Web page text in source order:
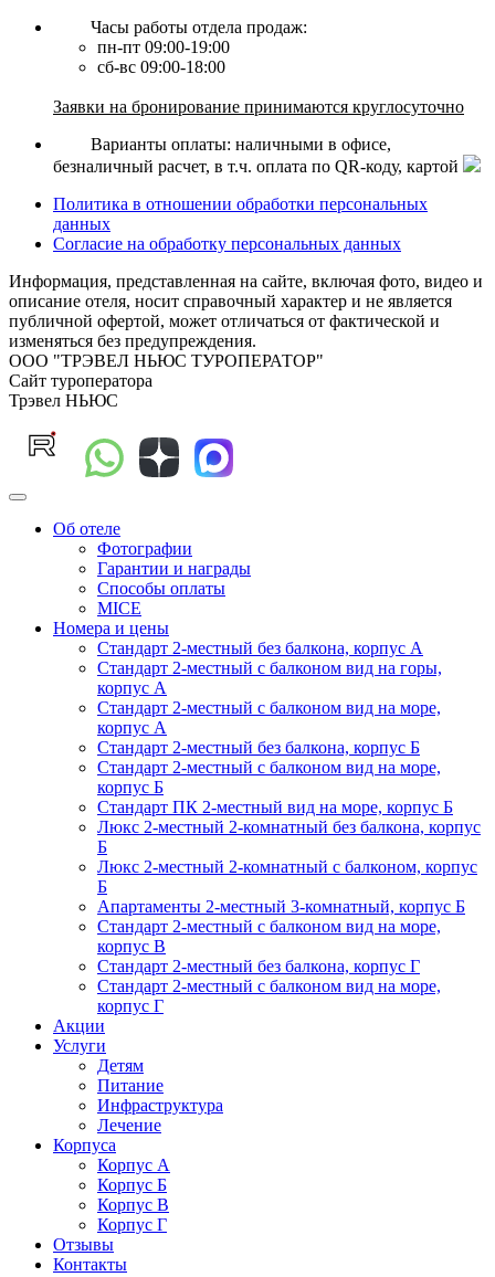
Часы работы отдела продаж:
пн-пт 09:00-19:00
сб-вс 09:00-18:00
Заявки на бронирование принимаются круглосуточно
Варианты оплаты: наличными в офисе,
безналичный расчет, в т.ч. оплата по QR-коду, картой
Политика в отношении обработки персональных
данных
Согласие на обработку персональных данных
Информация, представленная на сайте, включая фото, видео и
описание отеля, носит справочный характер и не является
публичной офертой, может отличаться от фактической и
изменяться без предупреждения.
ООО "ТРЭВЕЛ НЬЮС ТУРОПЕРАТОР"
Сайт туроператора
Трэвел НЬЮС
Об отеле
Фотографии
Гарантии и награды
Способы оплаты
MICE
Номера и цены
Стандарт 2-местный без балкона, корпус А
Стандарт 2-местный с балконом вид на горы,
корпус А
Стандарт 2-местный с балконом вид на море,
корпус А
Стандарт 2-местный без балкона, корпус Б
Стандарт 2-местный с балконом вид на море,
корпус Б
Стандарт ПК 2-местный вид на море, корпус Б
Люкс 2-местный 2-комнатный без балкона, корпус
Б
Люкс 2-местный 2-комнатный с балконом, корпус
Б
Апартаменты 2-местный 3-комнатный, корпус Б
Стандарт 2-местный с балконом вид на море,
корпус В
Стандарт 2-местный без балкона, корпус Г
Стандарт 2-местный с балконом вид на море,
корпус Г
Акции
Услуги
Детям
Питание
Инфраструктура
Лечение
Корпуса
Корпус А
Корпус Б
Корпус В
Корпус Г
Отзывы
Контакты